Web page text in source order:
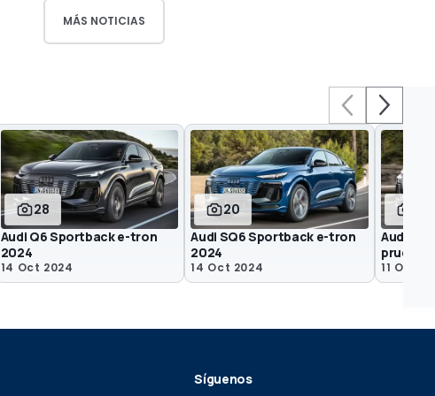
MÁS NOTICIAS
28
Audi Q6 Sportback e-tron
2024
14 Oct 2024
20
Audi SQ6 Sportback e-tron
2024
14 Oct 2024
Audi Q6
prueba
11 Oct
Síguenos